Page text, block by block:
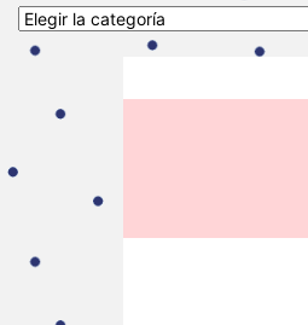
Categorías